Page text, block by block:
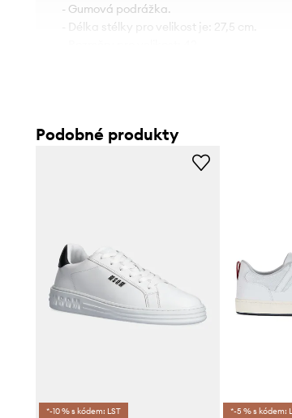
- Gumová podrážka.
- Délka stélky pro velikost je: 27,5 cm.
Podobné produkty
*-10 % s kódem: LST *-5 % s kódem: